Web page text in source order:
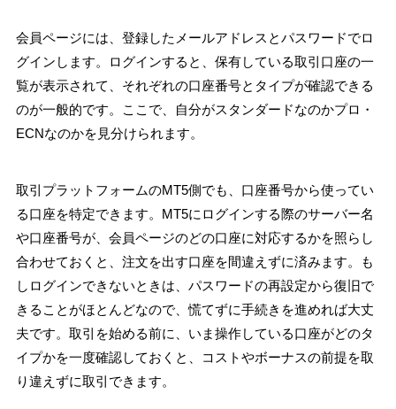
会員ページには、登録したメールアドレスとパスワードでロ
グインします。ログインすると、保有している取引口座の一
覧が表示されて、それぞれの口座番号とタイプが確認できる
のが一般的です。ここで、自分がスタンダードなのかプロ・
ECNなのかを見分けられます。
取引プラットフォームのMT5側でも、口座番号から使ってい
る口座を特定できます。MT5にログインする際のサーバー名
や口座番号が、会員ページのどの口座に対応するかを照らし
合わせておくと、注文を出す口座を間違えずに済みます。も
しログインできないときは、パスワードの再設定から復旧で
きることがほとんどなので、慌てずに手続きを進めれば大丈
夫です。取引を始める前に、いま操作している口座がどのタ
イプかを一度確認しておくと、コストやボーナスの前提を取
り違えずに取引できます。